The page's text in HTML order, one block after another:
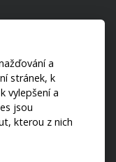
a
stránek, k
vylepšení a
jsou
kterou z nich